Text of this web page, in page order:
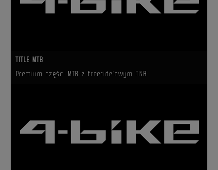
TITLE MTB
Premium części MTB z freeride'owym DNA